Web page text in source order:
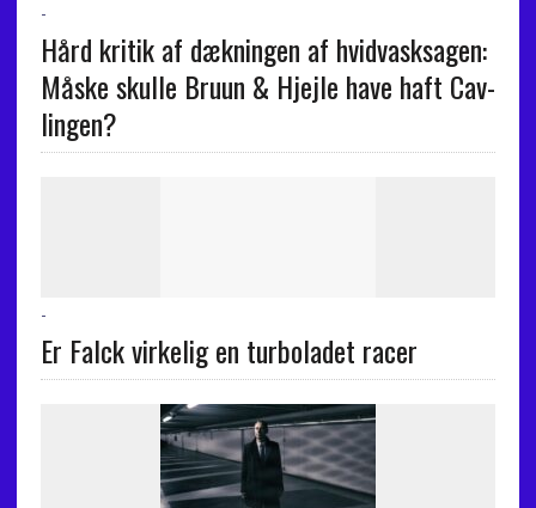
-
Hård kri­tik af dæk­nin­gen af hvid­va­sk­sa­gen:
Må­ske skul­le Bruun & Hjej­le have haft Cav­
lin­gen?
-
Er Falck virkelig en turboladet racer